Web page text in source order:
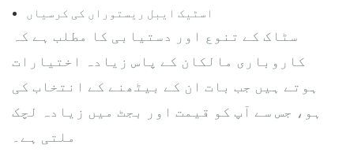
اسٹیک ایبل ریستوراں کی کرسیاں
سٹاک کے تنوع اور دستیابی کا مطلب ہے کہ
کاروباری مالکان کے پاس زیادہ اختیارات
ہوتے ہیں جب بات ان کے بیٹھنے کے انتخاب کی
ہو، جس سے آپ کو قیمت اور بجٹ میں زیادہ لچک
ملتی ہے۔